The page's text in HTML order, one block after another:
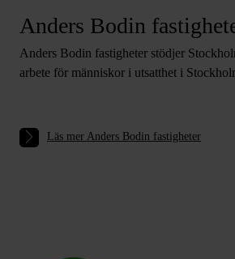
Anders Bodin
Anders Bodin fastigheter stödjer
arbete för människor i utsatthet i
Läs mer Anders Bodin fastigheter